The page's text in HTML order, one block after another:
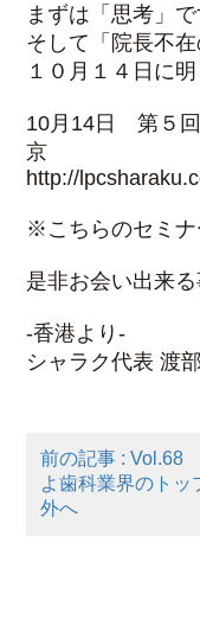
まずは「思考」で
そして「院長不
１０月１４日に
10月14日 第５回
京
http://
※こちらのセミナ
是非お会い出来
-香港より-
シャラク代表 渡部
前の記事 : Vol.68
よ歯科業界のトッ
外へ